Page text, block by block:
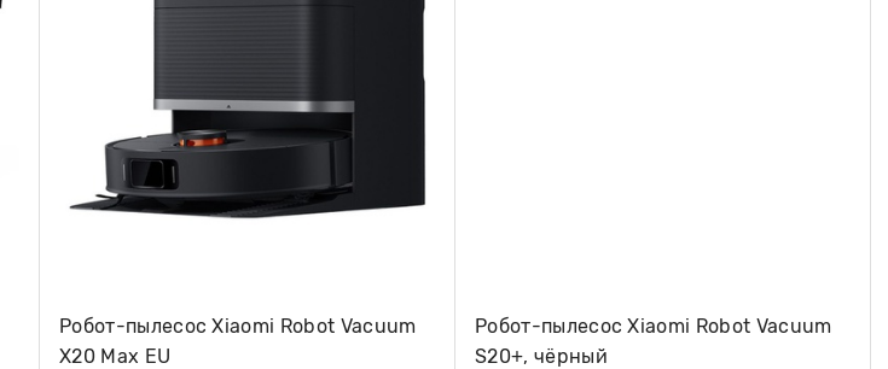
Робот-пылесос Xiaomi Robot Vacuum
X20 Max EU
Робот-пылесос Xiaomi Robot Vacuum
S20+, чёрный